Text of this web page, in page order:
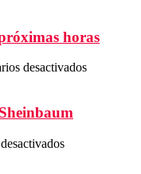
dar
mantenimiento
a
horas
desactivadosen
en